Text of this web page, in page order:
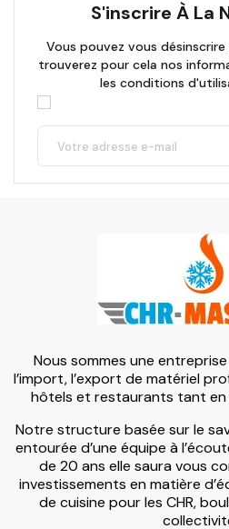
S'inscrire À La
Vous pouvez vous
trouverez pour cela nos
les conditions
Nous sommes une
l’import, l’export de matériel
hôtels et restaurants tant en
Notre structure basée sur le
entourée d’une équipe à
de 20 ans elle saura vous
investissements en matière
de cuisine pour les CHR,